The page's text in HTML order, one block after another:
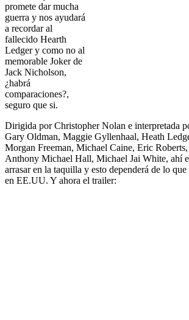
promete dar mucha
guerra y nos ayudará
a recordar al
fallecido Hearth
Ledger y como no al
memorable Joker de
Jack Nicholson,
¿habrá
comparaciones?,
seguro que si.
Dirigida por Christopher Nolan e interpretada
Gary Oldman, Maggie Gyllenhaal, Heath
Morgan Freeman, Michael Caine, Eric
Anthony Michael Hall, Michael Jai White, ahí
arrasar en la taquilla y esto dependerá de lo que
en EE.UU. Y ahora el trailer: